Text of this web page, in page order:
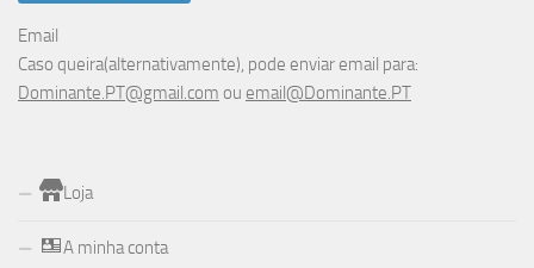
Email
Caso queira(alternativamente), pode enviar email para:
Dominante.PT@gmail.com ou email@Dominante.PT
Loja
A minha conta